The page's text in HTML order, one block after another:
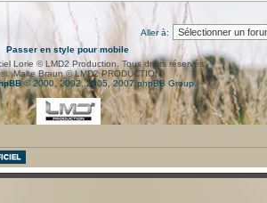
Aller à:
Passer en style pour mobile
Lorie © LMD2 Production. Tous droits réservés.
: Malte Braun © LMD2 PRODUCTION
© 2000, 2002, 2005, 2007 phpBB Group.